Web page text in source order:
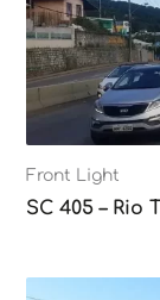
Front Light
SC 405 – Rio